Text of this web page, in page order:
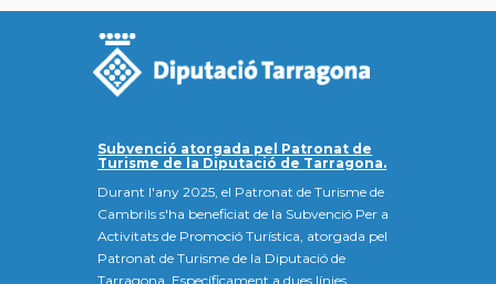
Subvenció atorgada pel Patronat de
Turisme de la Diputació de Tarragona.
Durant l'any 2025, el Patronat de Turisme de
Cambrils s'ha beneficiat de la Subvenció Per a
Activitats de Promoció Turística, atorgada pel
Patronat de Turisme de la Diputació de
Tarragona. Específicament a dues línies